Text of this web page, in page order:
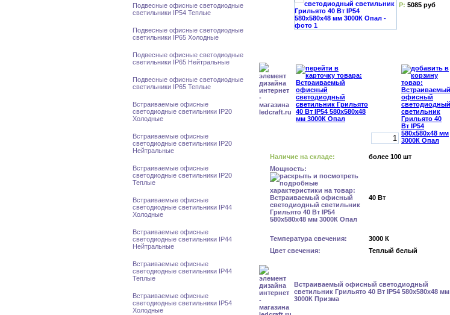
Подвесные офисные светодиодные
светильники IP54 Теплые
Подвесные офисные светодиодные
светильники IP65 Холодные
Подвесные офисные светодиодные
светильники IP65 Нейтральные
Подвесные офисные светодиодные
светильники IP65 Теплые
Встраиваемые офисные
светодиодные светильники IP20
Холодные
Встраиваемые офисные
светодиодные светильники IP20
Нейтральные
Встраиваемые офисные
светодиодные светильники IP20
Теплые
Встраиваемые офисные
светодиодные светильники IP44
Холодные
Встраиваемые офисные
светодиодные светильники IP44
Нейтральные
Встраиваемые офисные
светодиодные светильники IP44
Теплые
Встраиваемые офисные
светодиодные светильники IP54
Холодные
Р: 5085 руб
Наличие на складе:
более 100 шт
Мощность:
40 Вт
Температура свечения:
3000 К
Цвет свечения:
Теплый белый
Встраиваемый офисный светодиодный
светильник Грильято 40 Вт IP54 580x580x48 мм
3000К Призма